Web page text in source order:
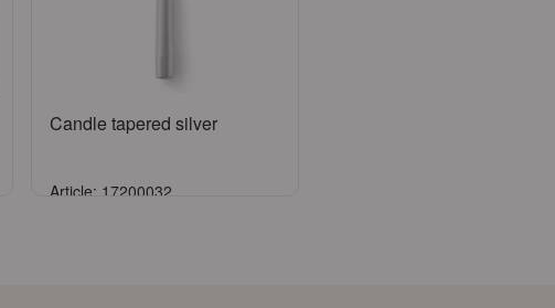
Candle tapered silver
Article: 17200032